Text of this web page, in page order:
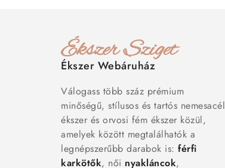
Ékszer Webáruház
Válogass több száz prémium
minőségű, stílusos és tartós nemesacél
ékszer és orvosi fém ékszer közül,
amelyek között megtalálhatók a
legnépszerűbb darabok is: férfi
karkötők, női nyakláncok,